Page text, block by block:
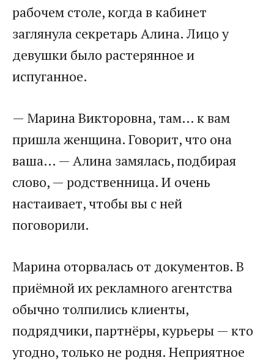
рабочем столе, когда в кабинет
заглянула секретарь Алина. Лицо у
девушки было растерянное и
испуганное.
— Марина Викторовна, там… к вам
пришла женщина. Говорит, что она
ваша… — Алина замялась, подбирая
слово, — родственница. И очень
настаивает, чтобы вы с ней
поговорили.
Марина оторвалась от документов. В
приёмной их рекламного агентства
обычно толпились клиенты,
подрядчики, партнёры, курьеры — кто
угодно, только не родня. Неприятное